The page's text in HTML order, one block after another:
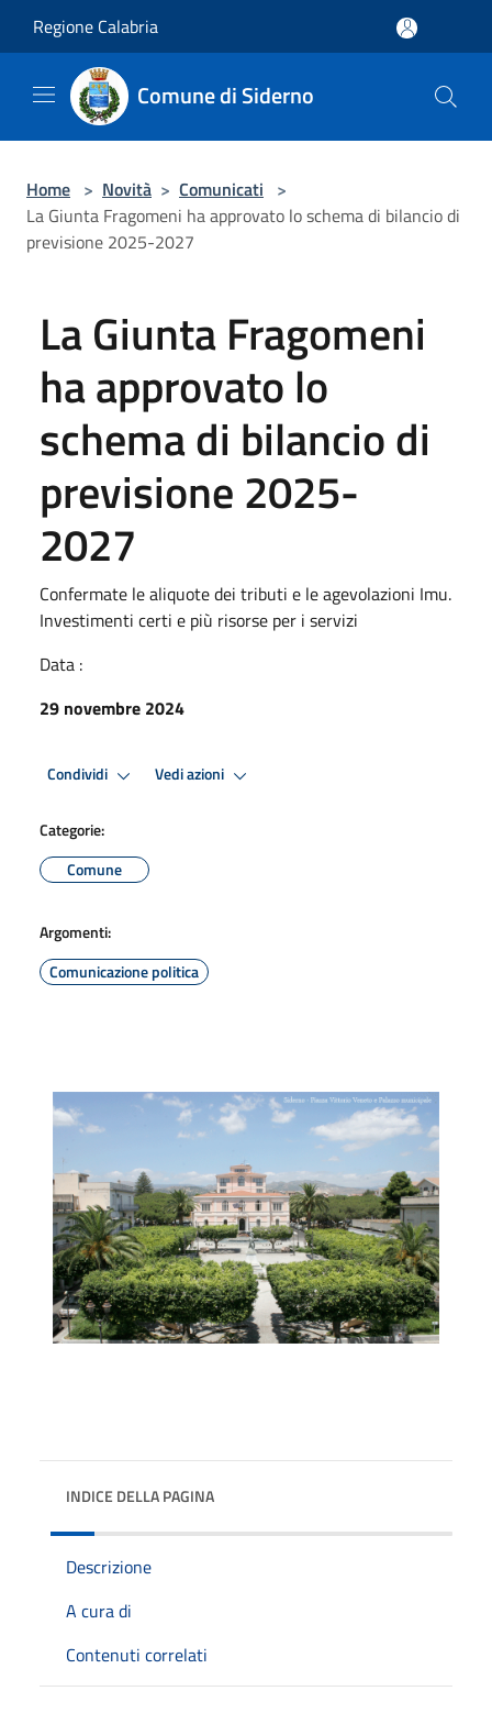
Regione Calabria
Comune di Siderno
Home > Novità > Comunicati >
La Giunta Fragomeni ha approvato lo schema di bilancio di
previsione 2025-2027
La Giunta Fragomeni
ha approvato lo
schema di bilancio di
previsione 2025-
2027
Confermate le aliquote dei tributi e le agevolazioni Imu.
Investimenti certi e più risorse per i servizi
Data :
29 novembre 2024
Condividi Vedi azioni
Categorie:
Comune
Argomenti:
Comunicazione politica
INDICE DELLA PAGINA
Descrizione
A cura di
Contenuti correlati